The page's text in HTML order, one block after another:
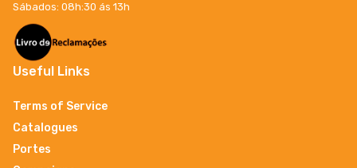
Sábados: 08h:30 ás 13h
Useful Links
Terms of Service
Catalogues
Portes